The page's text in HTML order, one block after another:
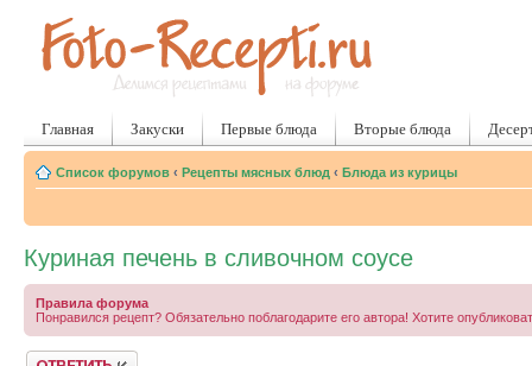
Главная Закуски Первые блюда Вторые блюда
Список форумов ‹ Рецепты мясных блюд ‹ Блюда из курицы
Куриная печень в сливочном соусе
Правила форума
Понравился рецепт? Обязательно поблагодарите его автора! Хотите
Ответить